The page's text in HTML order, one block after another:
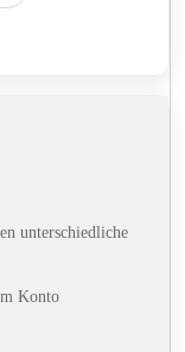
unterschiedliche